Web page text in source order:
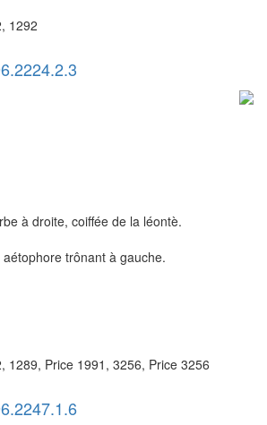
1292
à droite, coiffée de la léontè.
trônant à gauche.
1289, Price 1991, 3256, Price 3256